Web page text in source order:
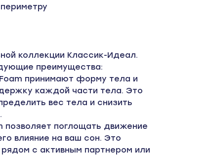
коллекции Классик-Идеал.
преимущества:
принимают форму тела и
каждой части тела. Это
вес тела и снизить
позволяет поглощать движение
влияние на ваш сон. Это
с активным партнером или